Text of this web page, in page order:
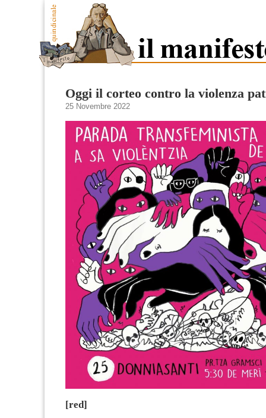
Oggi il corteo contro la violenza
25 Novembre 2022
[red]